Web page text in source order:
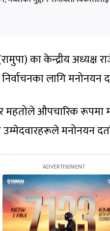
(रामुपा) का केन्द्रीय अध्यक्ष
लागि मनोनयन
महतोले औपचारिक रूपमा
उम्मेदवारहरूले मनोनयन